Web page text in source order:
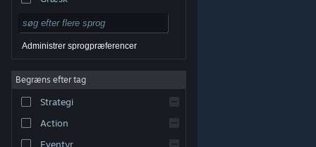
varemærker tilhører deres respektive indehavere i USA
Tilgængelighed
Refunderinger|
Administrer sprogpræferencer
Begræns efter tag
Strategi
Action
Eventyr